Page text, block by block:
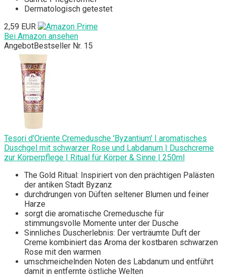
Dermatologisch getestet
2,59 EUR
Bei Amazon ansehen
AngebotBestseller Nr. 15
Tesori d'Oriente Cremedusche 'Byzantium' | aromatisches
Duschgel mit schwarzer Rose und Labdanum | Duschcreme
zur Körperpflege | Ritual für Körper & Sinne | 250ml
The Gold Ritual: Inspiriert von den prächtigen Palästen
der antiken Stadt Byzanz
durchdrungen von Düften seltener Blumen und feiner
Harze
sorgt die aromatische Cremedusche für
stimmungsvolle Momente unter der Dusche
Sinnliches Duscherlebnis: Der verträumte Duft der
Creme kombiniert das Aroma der kostbaren schwarzen
Rose mit den warmen
umschmeichelnden Noten des Labdanum und entführt
damit in entfernte östliche Welten